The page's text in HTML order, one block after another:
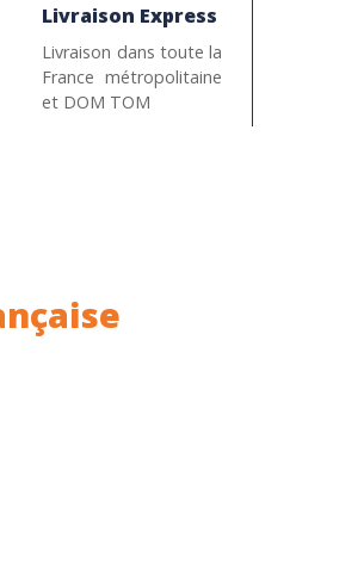
Livraison Express
Livraison dans toute la
France métropolitaine
et DOM TOM